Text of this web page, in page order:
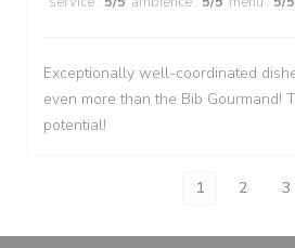
Exceptionally well-coordinated
even more than the Bib Gourmand!
potential!
1 2 3